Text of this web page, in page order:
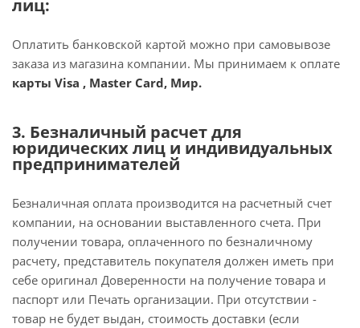
лиц:
Оплатить банковской картой можно при самовывозе
заказа из магазина компании. Мы принимаем к оплате
карты Visa , Master Card, Мир.
3. Безналичный расчет для
юридических лиц и индивидуальных
предпринимателей
Безналичная оплата производится на расчетный счет
компании, на основании выставленного счета. При
получении товара, оплаченного по безналичному
расчету, представитель покупателя должен иметь при
себе оригинал Доверенности на получение товара и
паспорт или Печать организации. При отсутствии -
товар не будет выдан, стоимость доставки (если